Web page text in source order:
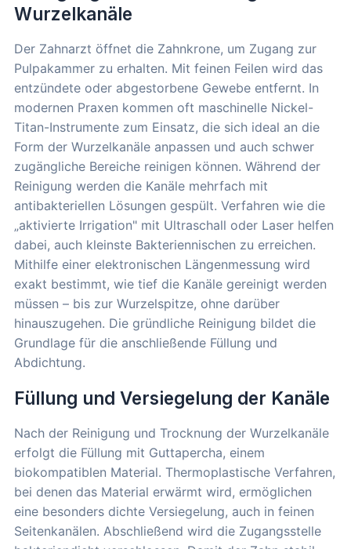
Wurzelkanäle
Der Zahnarzt öffnet die Zahnkrone, um Zugang zur
Pulpakammer zu erhalten. Mit feinen Feilen wird das
entzündete oder abgestorbene Gewebe entfernt. In
modernen Praxen kommen oft maschinelle Nickel-
Titan-Instrumente zum Einsatz, die sich ideal an die
Form der Wurzelkanäle anpassen und auch schwer
zugängliche Bereiche reinigen können. Während der
Reinigung werden die Kanäle mehrfach mit
antibakteriellen Lösungen gespült. Verfahren wie die
„aktivierte Irrigation" mit Ultraschall oder Laser helfen
dabei, auch kleinste Bakteriennischen zu erreichen.
Mithilfe einer elektronischen Längenmessung wird
exakt bestimmt, wie tief die Kanäle gereinigt werden
müssen – bis zur Wurzelspitze, ohne darüber
hinauszugehen. Die gründliche Reinigung bildet die
Grundlage für die anschließende Füllung und
Abdichtung.
Füllung und Versiegelung der Kanäle
Nach der Reinigung und Trocknung der Wurzelkanäle
erfolgt die Füllung mit Guttapercha, einem
biokompatiblen Material. Thermoplastische Verfahren,
bei denen das Material erwärmt wird, ermöglichen
eine besonders dichte Versiegelung, auch in feinen
Seitenkanälen. Abschließend wird die Zugangsstelle